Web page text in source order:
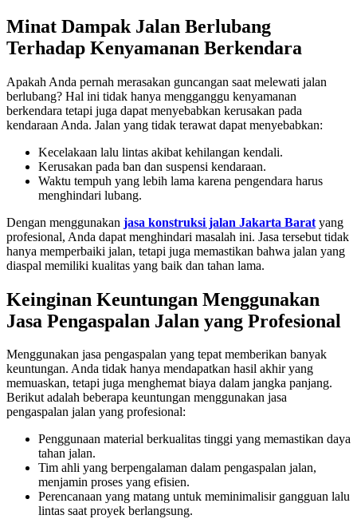
Minat Dampak Jalan Berlubang
Terhadap Kenyamanan Berkendara
Apakah Anda pernah merasakan guncangan saat melewati jalan
berlubang? Hal ini tidak hanya mengganggu kenyamanan
berkendara tetapi juga dapat menyebabkan kerusakan pada
kendaraan Anda. Jalan yang tidak terawat dapat menyebabkan:
Kecelakaan lalu lintas akibat kehilangan kendali.
Kerusakan pada ban dan suspensi kendaraan.
Waktu tempuh yang lebih lama karena pengendara harus
menghindari lubang.
Dengan menggunakan jasa konstruksi jalan Jakarta Barat yang
profesional, Anda dapat menghindari masalah ini. Jasa tersebut tidak
hanya memperbaiki jalan, tetapi juga memastikan bahwa jalan yang
diaspal memiliki kualitas yang baik dan tahan lama.
Keinginan Keuntungan Menggunakan
Jasa Pengaspalan Jalan yang Profesional
Menggunakan jasa pengaspalan yang tepat memberikan banyak
keuntungan. Anda tidak hanya mendapatkan hasil akhir yang
memuaskan, tetapi juga menghemat biaya dalam jangka panjang.
Berikut adalah beberapa keuntungan menggunakan jasa
pengaspalan jalan yang profesional:
Penggunaan material berkualitas tinggi yang memastikan daya
tahan jalan.
Tim ahli yang berpengalaman dalam pengaspalan jalan,
menjamin proses yang efisien.
Perencanaan yang matang untuk meminimalisir gangguan lalu
lintas saat proyek berlangsung.